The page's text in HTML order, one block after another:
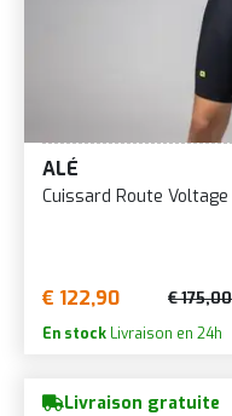
ALÉ
Cuissard Route Voltage
€ 122,90 € 175,00
En stock Livraison en 24h
Livraison gratuite